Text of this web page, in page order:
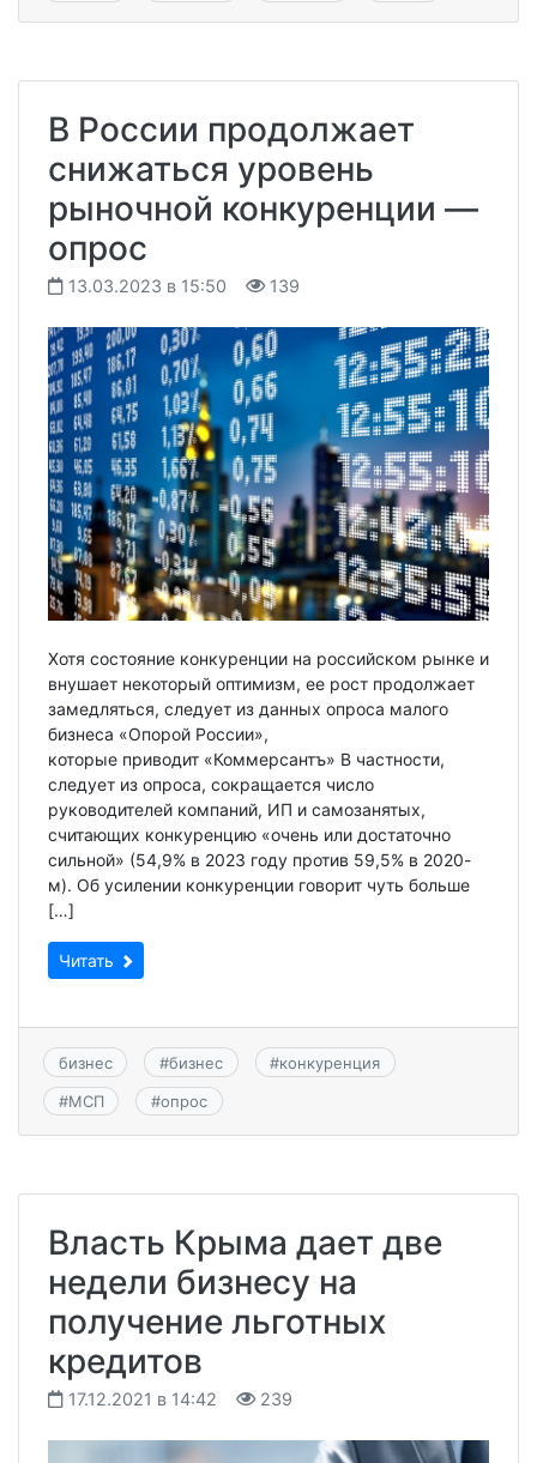
В России продолжает
снижаться уровень
рыночной конкуренции —
опрос
13.03.2023 в 15:50 139
Хотя состояние конкуренции на российском рынке и
внушает некоторый оптимизм, ее рост продолжает
замедляться, следует из данных опроса малого
бизнеса «Опорой России»,
которые приводит «Коммерсантъ» В частности,
следует из опроса, сокращается число
руководителей компаний, ИП и самозанятых,
считающих конкуренцию «очень или достаточно
сильной» (54,9% в 2023 году против 59,5% в 2020-
м). Об усилении конкуренции говорит чуть больше
[…]
Читать
бизнес #бизнес #конкуренция
#МСП #опрос
Власть Крыма дает две
недели бизнесу на
получение льготных
кредитов
17.12.2021 в 14:42 239